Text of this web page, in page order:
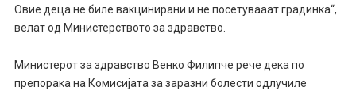
Овие деца не биле вакцинирани и не посетувааат градинка“,
велат од Министерството за здравство.
Министерот за здравство Венко Филипче рече дека по
препорака на Комисијата за заразни болести одлучиле